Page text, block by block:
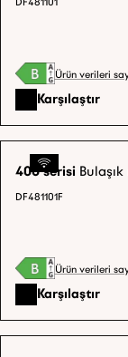
Ürün verileri
Karşılaştır
400 serisi
DF481101F
Ürün verileri
Karşılaştır